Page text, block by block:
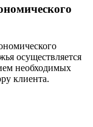
осуществляется
необходимых
клиента.